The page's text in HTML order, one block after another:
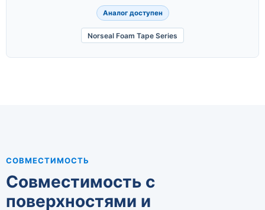
Аналог доступен
Norseal Foam Tape Series
СОВМЕСТИМОСТЬ
Совместимость с
поверхностями и